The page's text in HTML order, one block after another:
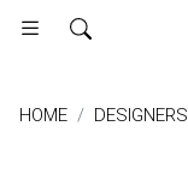
HOME DESIGNERS